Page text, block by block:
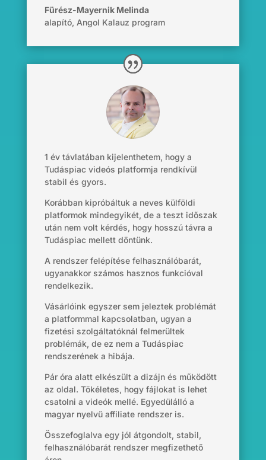
Fürész-Mayernik Melinda
alapító, Angol Kalauz program
1 év távlatában kijelenthetem, hogy a
Tudáspiac videós platformja rendkívül
stabil és gyors.
Korábban kipróbáltuk a neves külföldi
platformok mindegyikét, de a teszt időszak
után nem volt kérdés, hogy hosszú távra a
Tudáspiac mellett döntünk.
A rendszer felépítése felhasználóbarát,
ugyanakkor számos hasznos funkcióval
rendelkezik.
Vásárlóink egyszer sem jeleztek problémát
a platformmal kapcsolatban, ugyan a
fizetési szolgáltatóknál felmerültek
problémák, de ez nem a Tudáspiac
rendszerének a hibája.
Pár óra alatt elkészült a dizájn és működött
az oldal. Tökéletes, hogy fájlokat is lehet
csatolni a videók mellé. Egyedülálló a
magyar nyelvű affiliate rendszer is.
Összefoglalva egy jól átgondolt, stabil,
felhasználóbarát rendszer megfizethető